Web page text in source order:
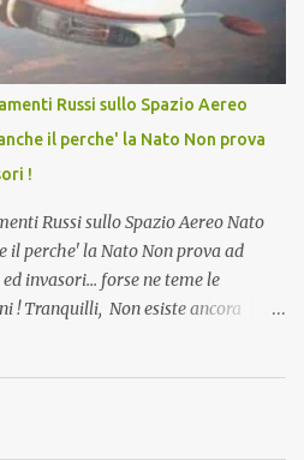
Russi sullo Spazio Aereo
il perche' la Nato Non prova
!
Russi sullo Spazio Aereo Nato
il perche' la Nato Non prova ad
invasori... forse ne teme le
! Tranquilli, Non esiste ancora
una "False Flag", per provocare
da menti sane, potrebbe